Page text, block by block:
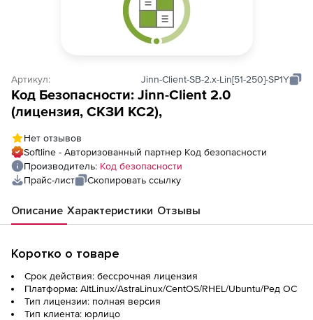
Артикул: Jinn-Client-SB-2.x-Lin[51-250]-SP1Y
Код Безопасности: Jinn-Client 2.0
(лицензия, СКЗИ КС2),
Нет отзывов
Softline - Авторизованный партнер Код безопасности
Производитель: Код безопасности
Прайс-лист
Скопировать ссылку
Описание Характеристики Отзывы
Коротко о товаре
Срок действия: бессрочная лицензия
Платформа: AltLinux/AstraLinux/CentOS/RHEL/Ubuntu/Ред ОС
Тип лицензии: полная версия
Тип клиента: юрлицо